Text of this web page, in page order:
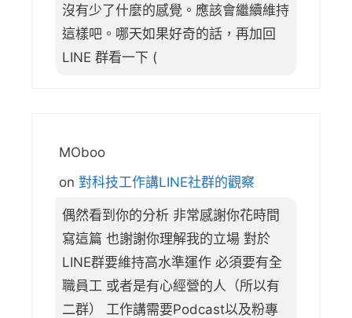
沒有少了什麼的感覺。應該會繼續維持
這樣吧。哪天如果好奇的話，再加回
LINE 群看一下 (
MOboo
on 對科技工作講LINE社群的觀察
偶然看到你的分析 非常感謝你花時間
寫這篇 也謝謝你理解我的立場 對於
LINE群要維持高水準運作 必須要有全
職員工 或者是有心經營的人（所以有
二群） 工作講需要Podcast以及粉專